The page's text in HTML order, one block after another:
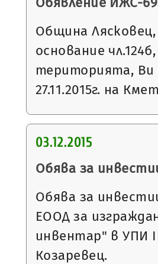
Община
основание
територията, Ви
27.11.2015г. на
03.12.2015
Обява за
Обява за
ЕООД за
инвентар" в УПИ
Козаревец.